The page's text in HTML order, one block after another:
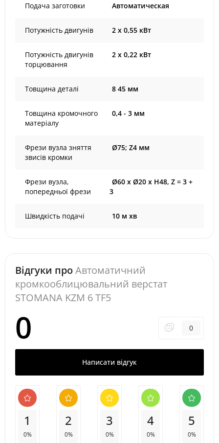
Подача заготовки Автоматическая
Потужність двигунів 2 х 0,55 кВт
Потужність двигунів
торцювання
2 х 0,22 кВт
Товщина деталі 8 45 мм
Товщина кромочного
матеріалу
0,4 - 3 мм
Фрези вузла зняття
звисів кромки
Ø75; Z4 мм
Фрези вузла,
попередньої фрези
Ø60 х Ø20 х H48, Z = 3 +
3
Швидкість подачі 10 м хв
Відгуки проАвтоматичний
кромкооблицювальний верстат
STOMANA KZM 6 TF5
0 0
Написати відгук
1
0%
2
0%
3
0%
4
0%
5
0%